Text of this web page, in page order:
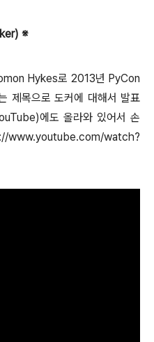
※
Hykes로 2013년 PyCon
제목으로 도커에 대해서 발표
에도 올라와 있어서 손
www.youtube.com/watch?